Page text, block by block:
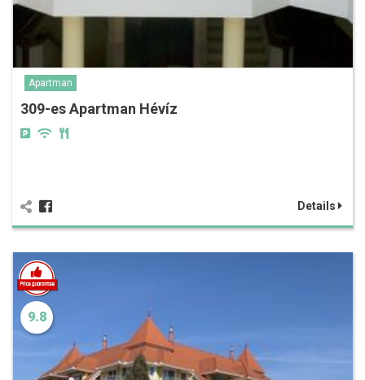
Apartman
309-es Apartman Hévíz
Details
9.8